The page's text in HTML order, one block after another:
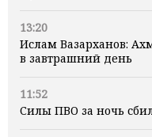
13:20
Ислам Вазарханов:
в завтрашний день
11:52
Силы ПВО за ночь